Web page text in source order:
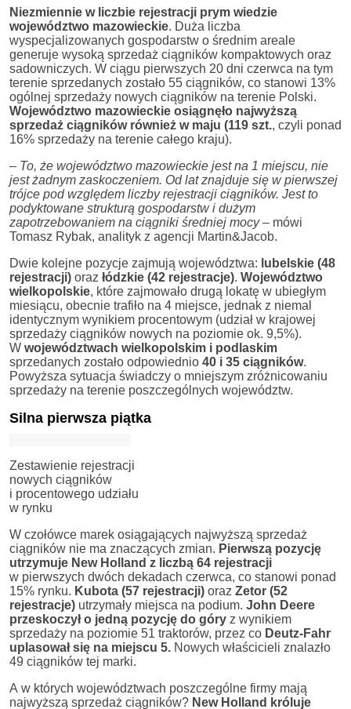
Niezmiennie w liczbie rejestracji prym wiedzie
województwo mazowieckie. Duża liczba
wyspecjalizowanych gospodarstw o średnim areale
generuje wysoką sprzedaż ciągników kompaktowych oraz
sadowniczych. W ciągu pierwszych 20 dni czerwca na tym
terenie sprzedanych zostało 55 ciągników, co stanowi 13%
ogólnej sprzedaży nowych ciągników na terenie Polski.
Województwo mazowieckie osiągnęło najwyższą
sprzedaż ciągników również w maju (119 szt., czyli ponad
16% sprzedaży na terenie całego kraju).
– To, że województwo mazowieckie jest na 1 miejscu, nie
jest żadnym zaskoczeniem. Od lat znajduje się w pierwszej
trójce pod względem liczby rejestracji ciągników. Jest to
podyktowane strukturą gospodarstw i dużym
zapotrzebowaniem na ciągniki średniej mocy– mówi
Tomasz Rybak, analityk z agencji Martin&Jacob.
Dwie kolejne pozycje zajmują województwa: lubelskie (48
rejestracji) oraz łódzkie (42 rejestracje). Województwo
wielkopolskie, które zajmowało drugą lokatę w ubiegłym
miesiącu, obecnie trafiło na 4 miejsce, jednak z niemal
identycznym wynikiem procentowym (udział w krajowej
sprzedaży ciągników nowych na poziomie ok. 9,5%).
W województwach wielkopolskim i podlaskim
sprzedanych zostało odpowiednio 40 i 35 ciągników.
Powyższa sytuacja świadczy o mniejszym zróżnicowaniu
sprzedaży na terenie poszczególnych województw.
Silna pierwsza piątka
Zestawienie rejestracji
nowych ciągników
i procentowego udziału
w rynku
W czołówce marek osiągających najwyższą sprzedaż
ciągników nie ma znaczących zmian. Pierwszą pozycję
utrzymuje New Holland z liczbą 64 rejestracji
w pierwszych dwóch dekadach czerwca, co stanowi ponad
15% rynku. Kubota (57 rejestracji) oraz Zetor (52
rejestracje) utrzymały miejsca na podium. John Deere
przeskoczył o jedną pozycję do góry z wynikiem
sprzedaży na poziomie 51 traktorów, przez co Deutz-Fahr
uplasował się na miejscu 5. Nowych właścicieli znalazło
49 ciągników tej marki.
A w których województwach poszczególne firmy mają
najwyższą sprzedaż ciągników? New Holland króluje